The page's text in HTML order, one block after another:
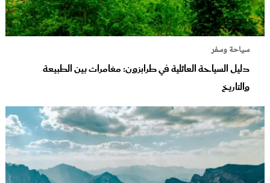
سياحة وسفر
دليل السياحة العائلية في طرابزون: مغامرات بين الطبيعة
والتاريخ